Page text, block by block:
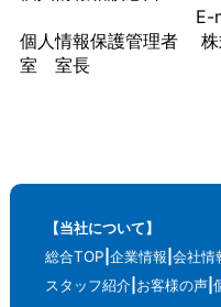
E-mail：dk-
個人情報保護管理者
室 室長
【当社について】
総合TOP 企業情報 会社情
スタッフ紹介 お客様の声